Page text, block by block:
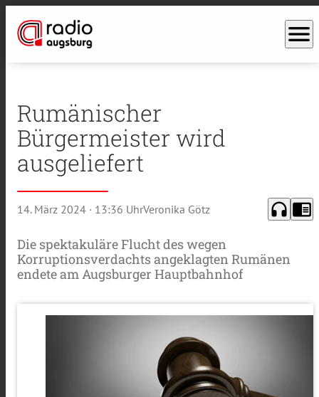
menu
Rumänischer
Bürgermeister wird
ausgeliefert
14. März 2024 · 13:36 UhrVeronika Götz headphones chrome_reader_mode
Die spektakuläre Flucht des wegen
Korruptionsverdachts angeklagten Rumänen
endete am Augsburger Hauptbahnhof